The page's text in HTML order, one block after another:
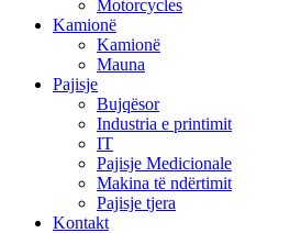
Motorcycles
Kamionë
Kamionë
Mauna
Pajisje
Bujqësor
Industria e printimit
IT
Pajisje Medicionale
Makina të ndërtimit
Pajisje tjera
Kontakt